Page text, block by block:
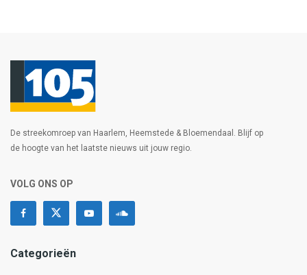
De streekomroep van Haarlem, Heemstede & Bloemendaal. Blijf op
de hoogte van het laatste nieuws uit jouw regio.
VOLG ONS OP
Categorieën